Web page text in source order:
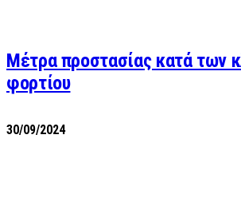
Μέτρα προστασίας κατά των
φορτίου
30/09/2024